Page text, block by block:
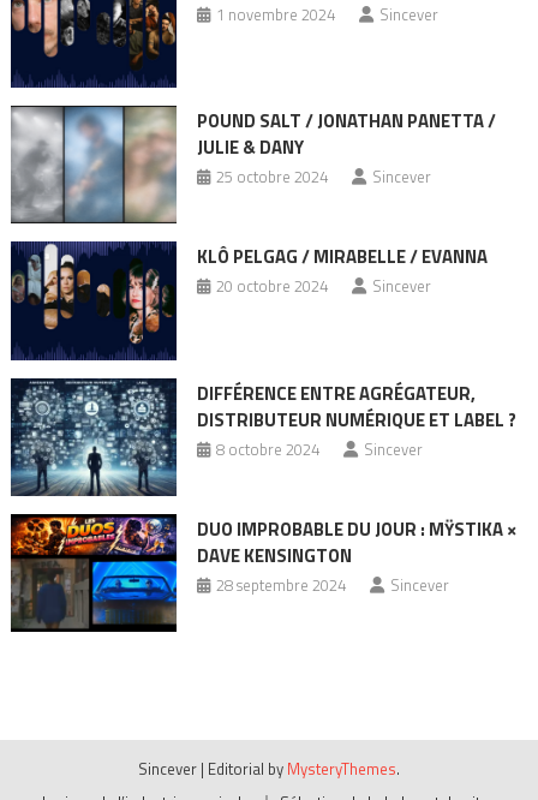
1 novembre 2024 Sincever
POUND SALT / JONATHAN PANETTA /
JULIE & DANY
25 octobre 2024 Sincever
KLÔ PELGAG / MIRABELLE / EVANNA
20 octobre 2024 Sincever
DIFFÉRENCE ENTRE AGRÉGATEUR,
DISTRIBUTEUR NUMÉRIQUE ET LABEL ?
8 octobre 2024 Sincever
DUO IMPROBABLE DU JOUR : MŸSTIKA ×
DAVE KENSINGTON
28 septembre 2024 Sincever
Sincever | Editorial by MysteryThemes.